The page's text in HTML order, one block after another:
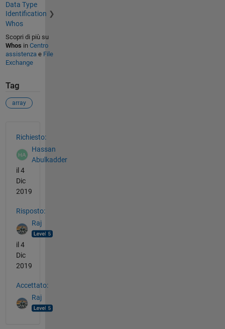
Data Type
Identification
Whos
Scopri di più su
Whos in Centro
assistenzae File
Exchange
Tag
array
Richiesto:
Hassan
Abulkadder
il 4
Dic
2019
Risposto:
Raj
il 4
Dic
2019
Accettato:
Raj